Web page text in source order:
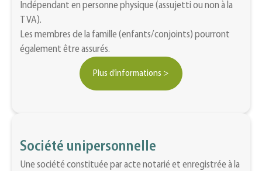
Indépendant en personne physique (assujetti ou non à la
TVA).
Les membres de la famille (enfants/conjoints) pourront
également être assurés.
Plus d’informations >
Société unipersonnelle
Une société constituée par acte notarié et enregistrée à la